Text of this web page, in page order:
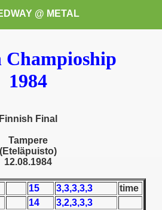
@ METAL
Champioship
1984
Finnish Final
Tampere
(Eteläpuisto)
12.08.1984
15 3,3,3,3,3
time
14
3,2,3,3,3
to exchange or sale)
Championship)